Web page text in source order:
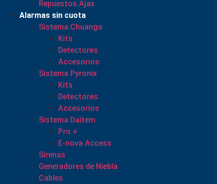
Repuestos Ajax
Alarmas sin cuota
Sistema Chuango
Kits
Detectores
Accesorios
Sistema Pyronix
Kits
Detectores
Accesorios
Sistema Daitem
Pro +
E-nova Access
Sirenas
Generadores de Niebla
Cables